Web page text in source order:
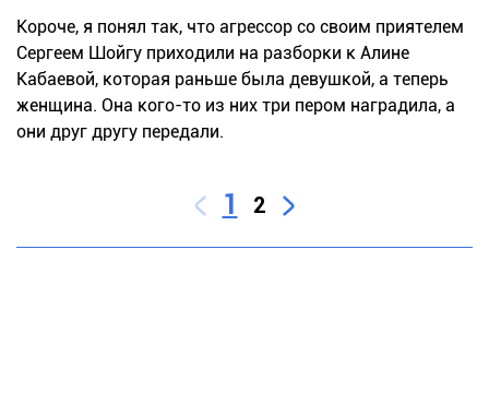
Короче, я понял так, что агрессор со своим приятелем
Сергеем Шойгу приходили на разборки к Алине
Кабаевой, которая раньше была девушкой, а теперь
женщина. Она кого-то из них три пером наградила, а
они друг другу передали.
1 2